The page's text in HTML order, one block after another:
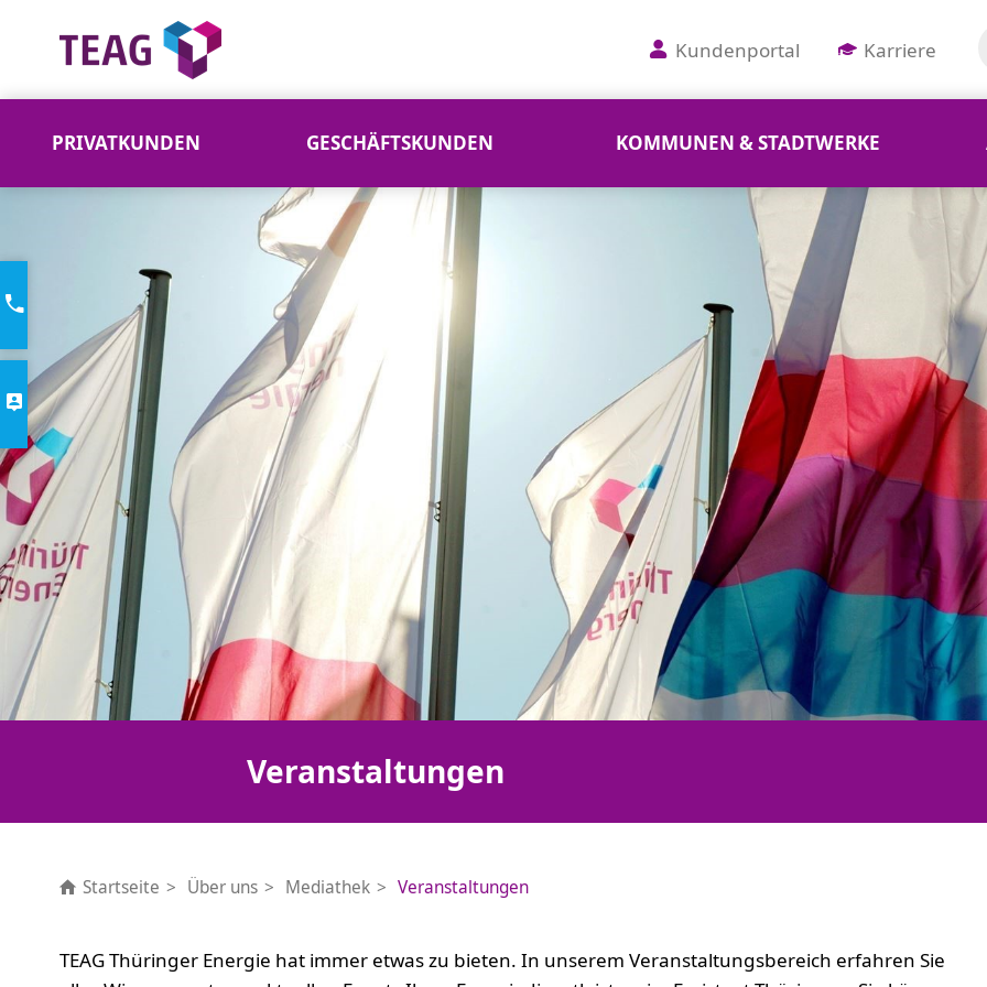
Kundenportal Karriere
PRIVATKUNDEN GESCHÄFTSKUNDEN KOMMUNEN & STADTWERKE
Veranstaltungen
Startseite Über uns Mediathek Veranstaltungen
TEAG Thüringer Energie hat immer etwas zu bieten. In unserem Veranstaltungsbereich erfahren Sie